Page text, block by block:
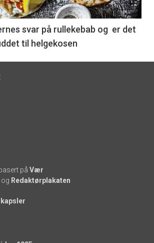
svar på rullekebab og er det
til helgekosen
på Vær
og Redaktørplakaten